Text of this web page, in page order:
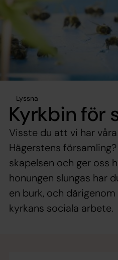
Lyssna
Kyrkbin för
Visste du att vi har
Hägerstens
skapelsen och ger oss
honungen slungas har
en burk, och
kyrkans sociala arbete.